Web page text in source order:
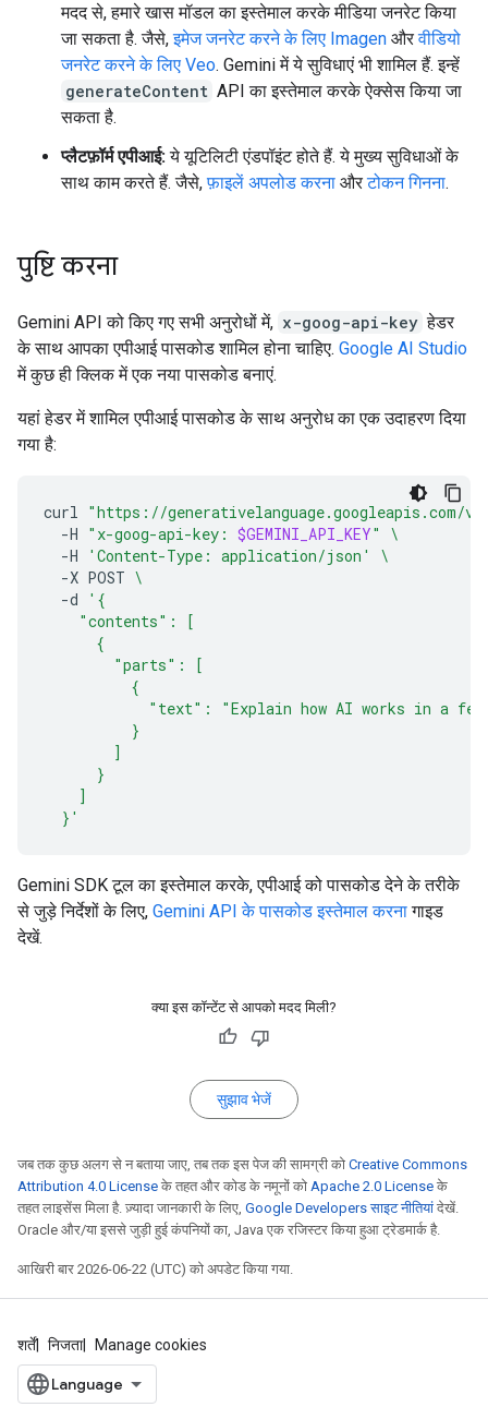
मदद से, हमारे खास मॉडल का इस्तेमाल करके मीडिया जनरेट किया
जा सकता है. जैसे,इमेज जनरेट करने के लिए Imagen औरवीडियो
जनरेट करने के लिए Veo. Gemini में ये सुविधाएं भी शामिल हैं. इन्हें
generateContent API का इस्तेमाल करके ऐक्सेस किया जा
सकता है.
प्लैटफ़ॉर्म एपीआई:ये यूटिलिटी एंडपॉइंट होते हैं. ये मुख्य सुविधाओं के
साथ काम करते हैं. जैसे,फ़ाइलें अपलोड करना औरटोकन गिनना.
पुष्टि करना
Gemini API को किए गए सभी अनुरोधों में, x-goog-api-key हेडर
के साथ आपका एपीआई पासकोड शामिल होना चाहिए. Google AI Studio
में कुछ ही क्लिक में एक नया पासकोड बनाएं.
यहां हेडर में शामिल एपीआई पासकोड के साथ अनुरोध का एक उदाहरण दिया
गया है:
curl "https://generativelanguage.googleapis.com/
-H "x-goog-api-key: $GEMINI_API_KEY"
\
-H
'Content-Type: application/json'
\
-X POST \
-d
'{
    "contents": [
      {
        "parts": [
          {
"text": "Explain how AI works in a
          }
        ]
      }
    ]
  }'
Gemini SDK टूल का इस्तेमाल करके, एपीआई को पासकोड देने के तरीके
से जुड़े निर्देशों के लिए, Gemini API के पासकोड इस्तेमाल करनागाइड
देखें.
क्या इस कॉन्टेंट से आपको मदद मिली?
सुझाव भेजें
जब तक कुछ अलग से न बताया जाए, तब तक इस पेज की सामग्री को Creative Commons
Attribution 4.0 License के तहत और कोड के नमूनों को Apache 2.0 License के
तहत लाइसेंस मिला है. ज़्यादा जानकारी के लिए, Google Developers साइट नीतियां देखें.
Oracle और/या इससे जुड़ी हुई कंपनियों का, Java एक रजिस्टर किया हुआ ट्रेडमार्क है.
आखिरी बार 2026-06-22 (UTC) को अपडेट किया गया.
शर्तें निजता Manage cookies